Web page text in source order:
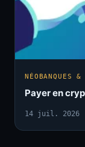
NÉOBANQUES
Payer en
14 juil. 2026